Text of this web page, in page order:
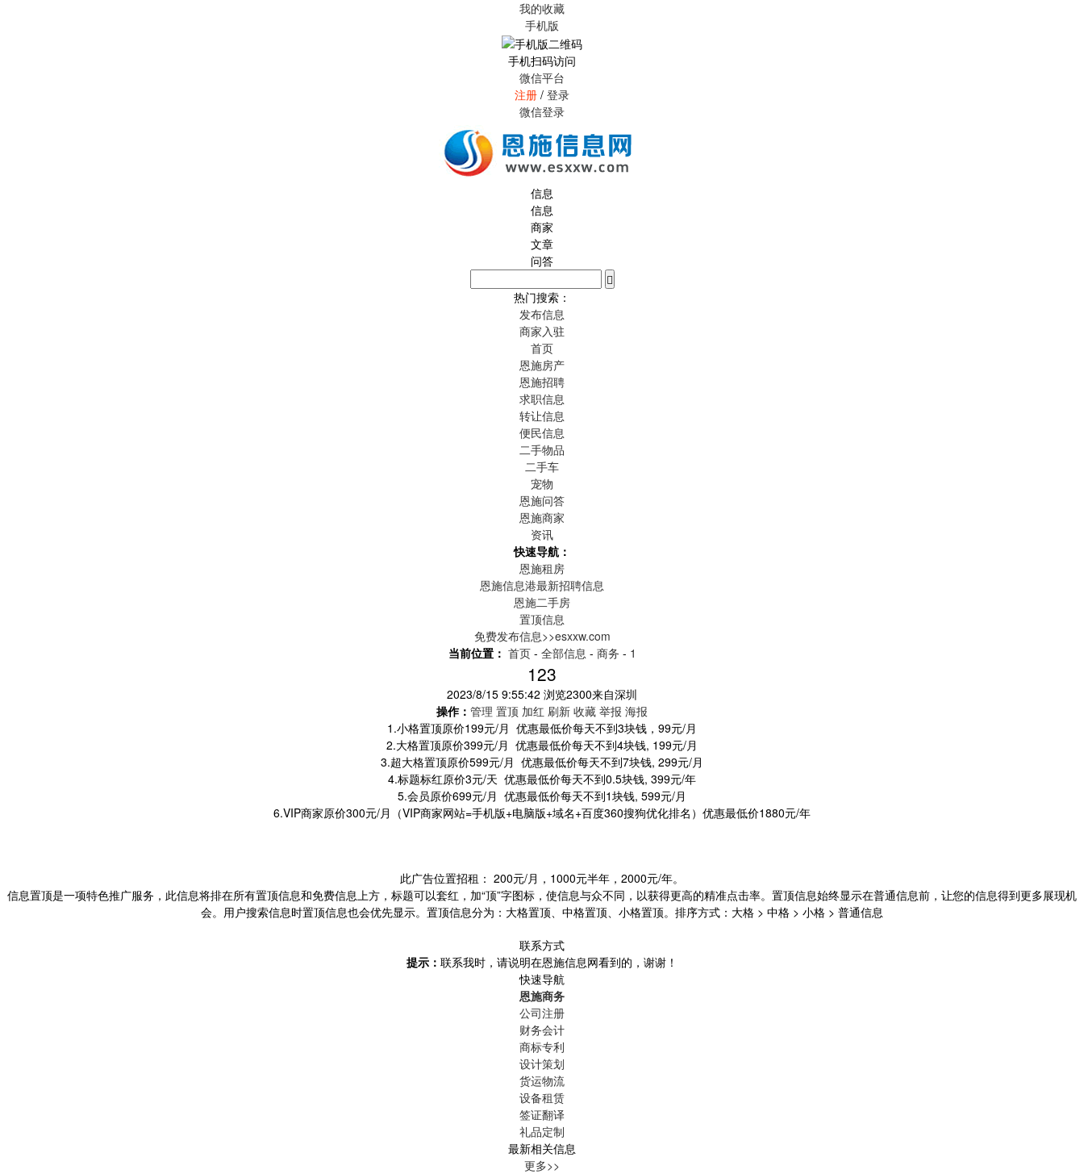
我的收藏
手机版
手机扫码访问
微信平台
注册 / 登录
微信登录
信息
信息
商家
文章
问答
热门搜索：
发布信息
商家入驻
首页
恩施房产
恩施招聘
求职信息
转让信息
便民信息
二手物品
二手车
宠物
恩施问答
恩施商家
资讯
快速导航：
恩施租房
恩施信息港最新招聘信息
恩施二手房
置顶信息
免费发布信息>>esxxw.com
当前位置： 首页- 全部信息 - 商务 - 1
123
2023/8/15 9:55:42 浏览2300来自深圳
操作： 管理 置顶 加红 刷新 收藏 举报 海报
1.小格置顶原价199元/月 优惠最低价每天不到3块钱，99元/月
2.大格置顶原价399元/月 优惠最低价每天不到4块钱, 199元/月
3.超大格置顶原价599元/月 优惠最低价每天不到7块钱, 299元/月
4.标题标红原价3元/天 优惠最低价每天不到0.5块钱, 399元/年
5.会员原价699元/月 优惠最低价每天不到1块钱, 599元/月
6.VIP商家原价300元/月（VIP商家网站=手机版+电脑版+域名+百度360搜狗优化排名）优惠最低价1880元/年
此广告位置招租： 200元/月，1000元半年，2000元/年。
信息置顶是一项特色推广服务，此信息将排在所有置顶信息和免费信息上方，标题可以套红，加“顶”字图标，使信息与众不同，以获得更高的精准点击率。置顶信息始终显示在普通信息前，让您的信息得到更多展现机
会。用户搜索信息时置顶信息也会优先显示。置顶信息分为：大格置顶、中格置顶、小格置顶。排序方式：大格 > 中格 > 小格 > 普通信息
联系方式
提示： 联系我时，请说明在恩施信息网看到的，谢谢！
快速导航
恩施商务
公司注册
财务会计
商标专利
设计策划
货运物流
设备租赁
签证翻译
礼品定制
最新相关信息
更多>>